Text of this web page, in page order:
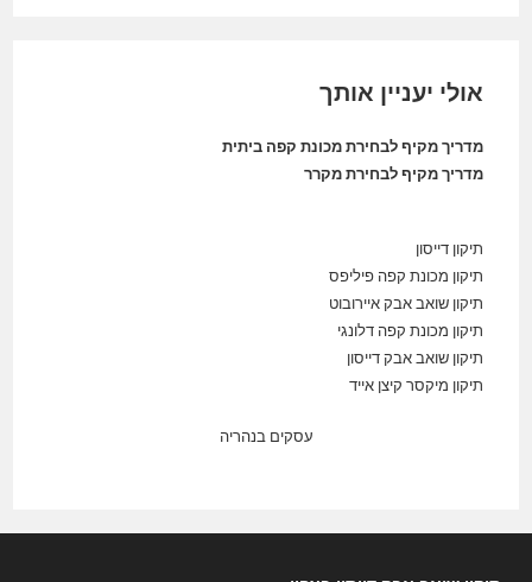
אולי יעניין אותך
מדריך מקיף לבחירת מכונת קפה ביתית
מדריך מקיף לבחירת מקרר
תיקון דייסון
תיקון מכונת קפה פיליפס
תיקון שואב אבק איירובוט
תיקון מכונת קפה דלונגי
תיקון שואב אבק דייסון
תיקון מיקסר קיצן אייד
עסקים בנהריה